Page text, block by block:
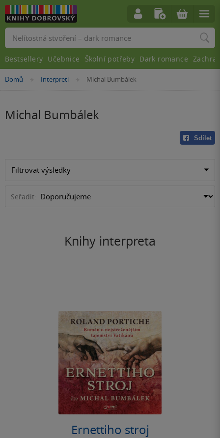
Nacházíte
Domů »
Interpreti »
Michal Bumbálek
Michal Bumbálek
Sdílet
Filtrovat výsledky
Seřadit:
Knihy interpreta
Ernettiho stroj
Vyhledávání
Bestsellery Učebnice Školní potřeby Dark romance